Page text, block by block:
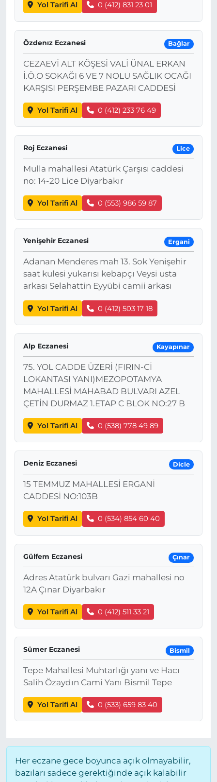
Yol Tarifi Al 0 (412) 831 23 01
Özdenız Eczanesi Bağlar
CEZAEVİ ALT KÖŞESİ VALİ ÜNAL ERKAN
İ.Ö.O SOKAĞI 6 VE 7 NOLU SAĞLIK OCAĞI
KARŞISI PERŞEMBE PAZARI CADDESİ
Yol Tarifi Al 0 (412) 233 76 49
Roj Eczanesi Lice
Mulla mahallesi Atatürk Çarşısı caddesi
no: 14-20 Lice Diyarbakır
Yol Tarifi Al 0 (553) 986 59 87
Yenişehir Eczanesi Ergani
Adanan Menderes mah 13. Sok Yenişehir
saat kulesi yukarısı kebapçı Veysi usta
arkası Selahattin Eyyübi camii arkası
Yol Tarifi Al 0 (412) 503 17 18
Alp Eczanesi Kayapınar
75. YOL CADDE ÜZERİ (FIRIN-Cİ
LOKANTASI YANI)MEZOPOTAMYA
MAHALLESİ MAHABAD BULVARI AZEL
ÇETİN DURMAZ 1.ETAP C BLOK NO:27 B
Yol Tarifi Al 0 (538) 778 49 89
Deniz Eczanesi Dicle
15 TEMMUZ MAHALLESİ ERGANİ
CADDESİ NO:103B
Yol Tarifi Al 0 (534) 854 60 40
Gülfem Eczanesi Çınar
Adres Atatürk bulvarı Gazi mahallesi no
12A Çınar Diyarbakır
Yol Tarifi Al 0 (412) 511 33 21
Sümer Eczanesi Bismil
Tepe Mahallesi Muhtarlığı yanı ve Hacı
Salih Özaydın Cami Yanı Bismil Tepe
Yol Tarifi Al 0 (533) 659 83 40
Her eczane gece boyunca açık olmayabilir,
bazıları sadece gerektiğinde açık kalabilir